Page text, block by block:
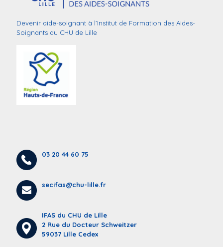
Devenir aide-soignant à l’Institut de Formation des Aides-
Soignants du CHU de Lille
03 20 44 60 75
secifas@chu-lille.fr
IFAS du CHU de Lille
2 Rue du Docteur Schweitzer
59037 Lille Cedex